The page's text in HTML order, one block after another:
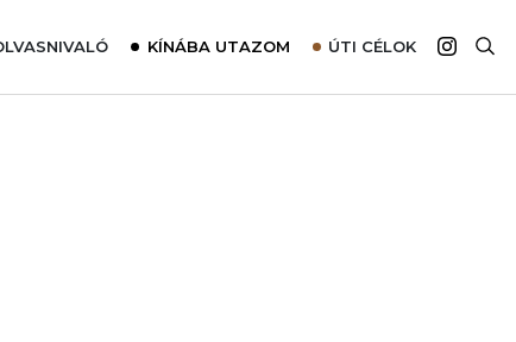
KÍNÁBA UTAZOM ÚTI CÉLOK